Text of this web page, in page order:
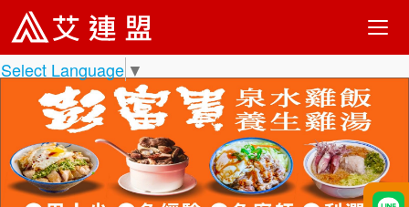
Select Language ▼